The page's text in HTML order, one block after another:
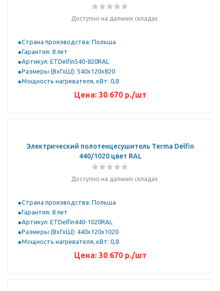
Доступно на дальних складах
Страна производства: Польша
Гарантия: 8 лет
Артикул: ETDelfin540-820RAL
Размеры (ВхГхШ): 540x120x820
Мощность нагревателя, кВт: 0,8
Цена: 30 670р./шт
Электрический полотенцесушитель Terma Delfin
440/1020 цвет RAL
Доступно на дальних складах
Страна производства: Польша
Гарантия: 8 лет
Артикул: ETDelfin440-1020RAL
Размеры (ВхГхШ): 440x120x1020
Мощность нагревателя, кВт: 0,8
Цена: 30 670р./шт